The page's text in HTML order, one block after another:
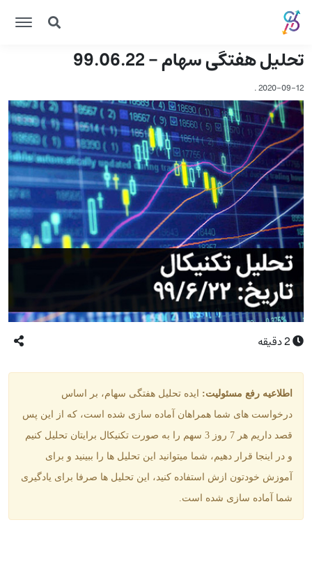
تحلیل هفتگی سهام - 99.06.22
2020-09-12
.
2دقیقه
اطلاعیه رفع مسئولیت: ایده تحلیل هفتگی سهام، بر اساس
درخواست های شما همراهان آماده سازی شده است، که از این پس
قصد داریم هر 7 روز 3 سهم را به صورت تکنیکال برایتان تحلیل کنیم
و در اینجا قرار دهیم، شما میتوانید این تحلیل ها را ببینید و برای
آموزش خودتون ازش استفاده کنید، این تحلیل ها صرفا برای یادگیری
شما آماده سازی شده است.